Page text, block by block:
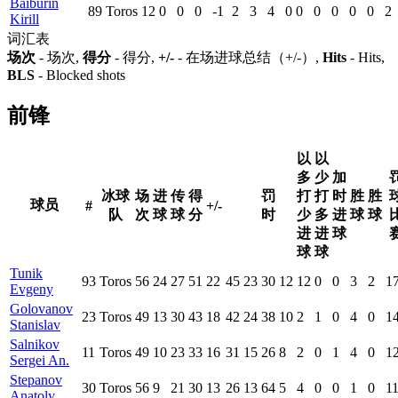
Baiburin
Kirill
89 Toros 12 0 0 0 -1 2 3 4 0 0 0 0 0 0
2
词汇表
场次 - 场次, 得分- 得分, +/- - 在场进球总结（+/-）, Hits - Hits,
BLS - Blocked shots
前锋
球员 #
冰球
队
场
次
进
球
传
球
得
分
+/-
罚
时
以
多
打
少
进
球
以
少
打
多
进
球
加
时
进
球
胜
球
胜
球
Tunik
Evgeny
93 Toros 56 24 27 51 22 45 23 30 12 12 0 0 3 2
Golovanov
Stanislav
23 Toros 49 13 30 43 18 42 24 38 10 2 1 0 4 0
Salnikov
Sergei An.
11 Toros 49 10 23 33 16 31 15 26 8 2 0 1 4 0
Stepanov
30 Toros 56 9 21 30 13 26 13 64 5 4 0 0 1 0